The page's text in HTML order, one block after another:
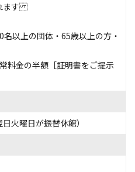
ます
以上の団体・65歳以上の方・
料金の半額［証明書をご提示
火曜日が振替休館）